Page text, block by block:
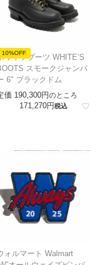
10%OFF
ワイツブーツ WHITE’S
スモークジャンパ
6" ブラックドム
価 190,300 のところ
171,270 税込
ォルマート Walmart